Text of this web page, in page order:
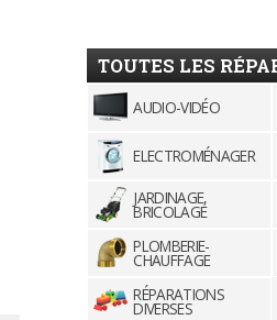
TOUTES LES
AUDIO-VIDÉO
ELECTROMÉNAGER
JARDINAGE,
BRICOLAGE
PLOMBERIE-
CHAUFFAGE
RÉPARATIONS
DIVERSES